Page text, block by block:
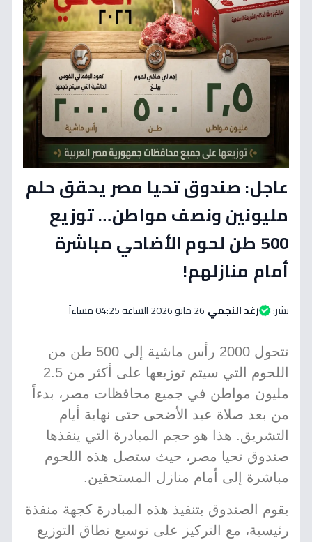
عاجل: صندوق تحيا مصر يحقق حلم
مليونين ونصف مواطن… توزيع
500 طن لحوم الأضاحي مباشرة
أمام منازلهم!
نشر: رغد النجمي 26 مايو 2026 الساعة 04:25 مساءاً
تتحول 2000 رأس ماشية إلى 500 طن من
اللحوم التي سيتم توزيعها على أكثر من 2.5
مليون مواطن في جميع محافظات مصر، بدءاً
من بعد صلاة عيد الأضحى حتى نهاية أيام
التشريق. هذا هو حجم المبادرة التي ينفذها
صندوق تحيا مصر، حيث ستصل هذه اللحوم
مباشرة إلى أمام منازل المستحقين.
يقوم الصندوق بتنفيذ هذه المبادرة كجهة منفذة
رئيسية، مع التركيز على توسيع نطاق التوزيع